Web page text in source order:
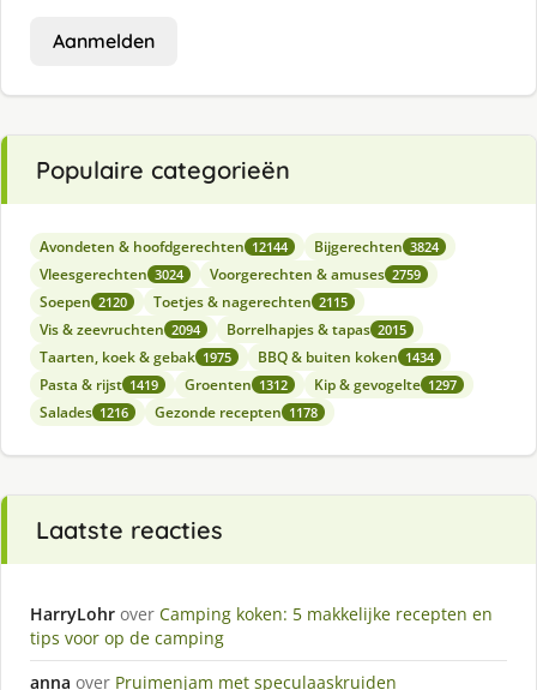
Aanmelden
Populaire categorieën
Avondeten & hoofdgerechten 12144 Bijgerechten 3824
Vleesgerechten 3024 Voorgerechten & amuses 2759
Soepen 2120 Toetjes & nagerechten 2115
Vis & zeevruchten 2094 Borrelhapjes & tapas 2015
Taarten, koek & gebak 1975 BBQ & buiten koken 1434
Pasta & rijst 1419 Groenten 1312 Kip & gevogelte 1297
Salades 1216 Gezonde recepten 1178
Laatste reacties
HarryLohr over Camping koken: 5 makkelijke recepten en
tips voor op de camping
anna over Pruimenjam met speculaaskruiden